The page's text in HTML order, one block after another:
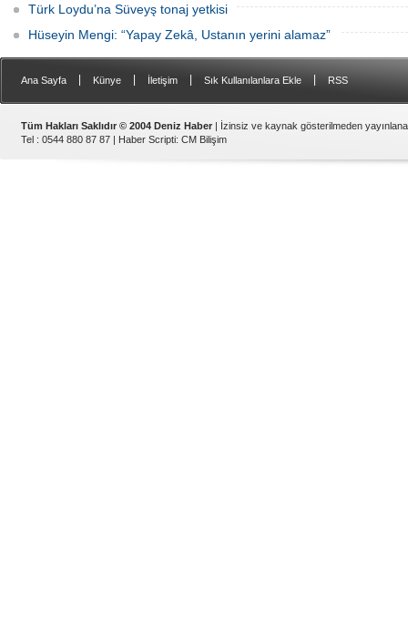
Türk Loydu’na Süveyş tonaj yetkisi
Hüseyin Mengi: “Yapay Zekâ, Ustanın yerini alamaz”
Ana Sayfa Künye İletişim Sık Kullanılanlara Ekle RSS
Tüm Hakları Saklıdır © 2004 Deniz Haber | İzinsiz ve kaynak gösterilmeden
Tel : 0544 880 87 87 | Haber Scripti: CM Bilişim